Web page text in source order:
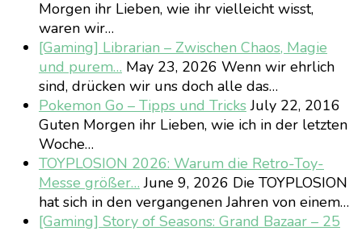
Morgen ihr Lieben, wie ihr vielleicht wisst,
waren wir…
[Gaming] Librarian – Zwischen Chaos, Magie
und purem… May 23, 2026 Wenn wir ehrlich
sind, drücken wir uns doch alle das…
Pokemon Go – Tipps und TricksJuly 22, 2016
Guten Morgen ihr Lieben, wie ich in der letzten
Woche…
TOYPLOSION 2026: Warum die Retro-Toy-
Messe größer… June 9, 2026 Die TOYPLOSION
hat sich in den vergangenen Jahren von einem…
[Gaming] Story of Seasons: Grand Bazaar – 25